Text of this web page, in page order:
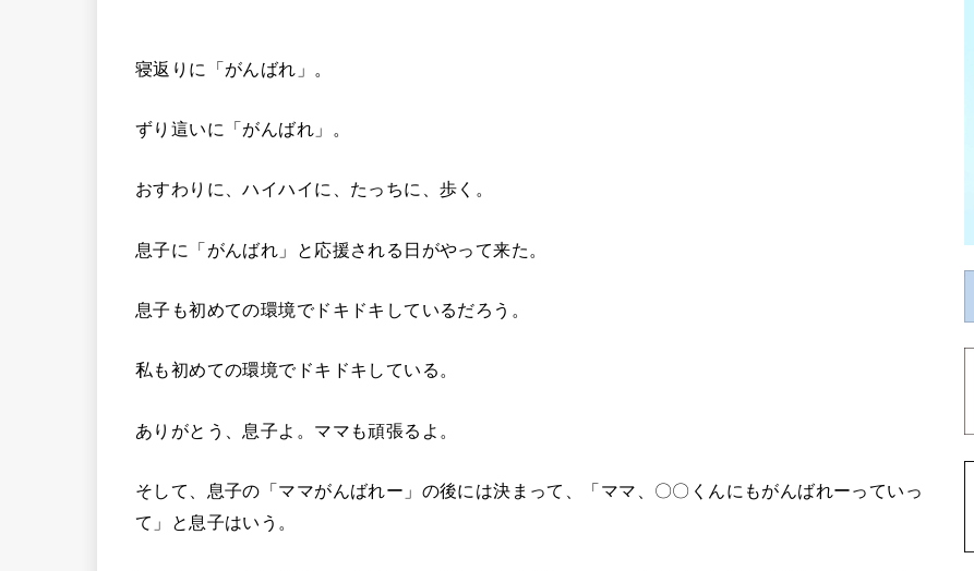
寝返りに「がんばれ」。
ずり這いに「がんばれ」。
おすわりに、ハイハイに、たっちに、歩く。
息子に「がんばれ」と応援される日がやって来た。
息子も初めての環境でドキドキしているだろう。
私も初めての環境でドキドキしている。
ありがとう、息子よ。ママも頑張るよ。
そして、息子の「ママがんばれー」の後には決まって、「ママ、〇〇くんにもがんばれーっていっ
て」と息子はいう。